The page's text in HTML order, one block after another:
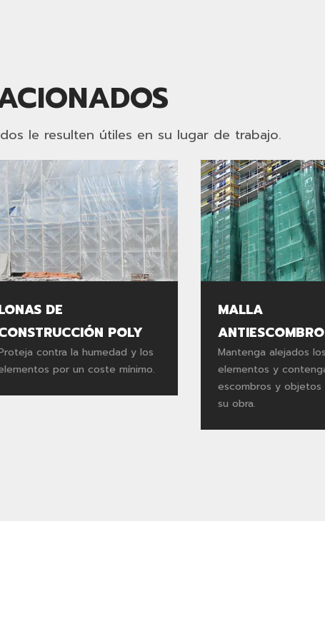
le resulten útiles en su lugar de trabajo.
DE
POLY
contra la humedad y los
por un coste mínimo.
MALLA
Mantenga alejados los
elementos y
escombros y
su obra.